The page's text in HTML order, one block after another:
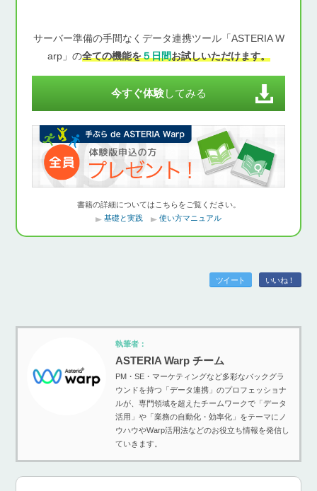
サーバー準備の手間なくデータ連携ツール「ASTERIA W
arp」の全ての機能を５日間お試しいただけます。
今すぐ体験してみる
書籍の詳細についてはこちらをご覧ください。
基礎と実践
使い方マニュアル
ツイート いいね！
執筆者：
ASTERIA Warp チーム
PM・SE・マーケティングなど多彩なバックグラ
ウンドを持つ「データ連携」のプロフェッショナ
ルが、専門領域を超えたチームワークで「データ
活用」や「業務の自動化・効率化」をテーマにノ
ウハウやWarp活用法などのお役立ち情報を発信し
ていきます。